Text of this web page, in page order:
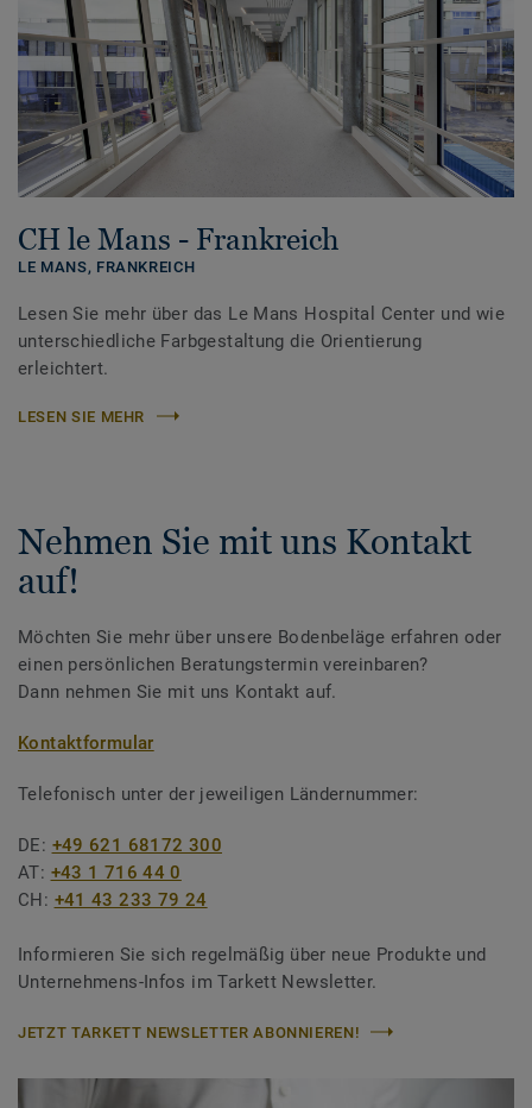
CH le Mans - Frankreich
LE MANS, FRANKREICH
Lesen Sie mehr über das Le Mans Hospital Center und wie
unterschiedliche Farbgestaltung die Orientierung
erleichtert.
LESEN SIE MEHR
Nehmen Sie mit uns Kontakt
auf!
Möchten Sie mehr über unsere Bodenbeläge erfahren oder
einen persönlichen Beratungstermin vereinbaren?
Dann nehmen Sie mit uns Kontakt auf.
Kontaktformular
Telefonisch unter der jeweiligen Ländernummer:
DE: +49 621 68172 300
AT: +43 1 716 44 0
CH: +41 43 233 79 24
Informieren Sie sich regelmäßig über neue Produkte und
Unternehmens-Infos im Tarkett Newsletter.
JETZT TARKETT NEWSLETTER ABONNIEREN!